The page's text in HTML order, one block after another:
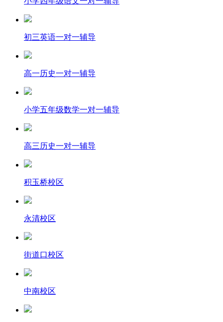
初三英语一对一辅导
高一历史一对一辅导
小学五年级数学一对一辅导
高三历史一对一辅导
积玉桥校区
永清校区
街道口校区
中南校区